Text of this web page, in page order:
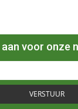
aan voor onze
VERSTUUR